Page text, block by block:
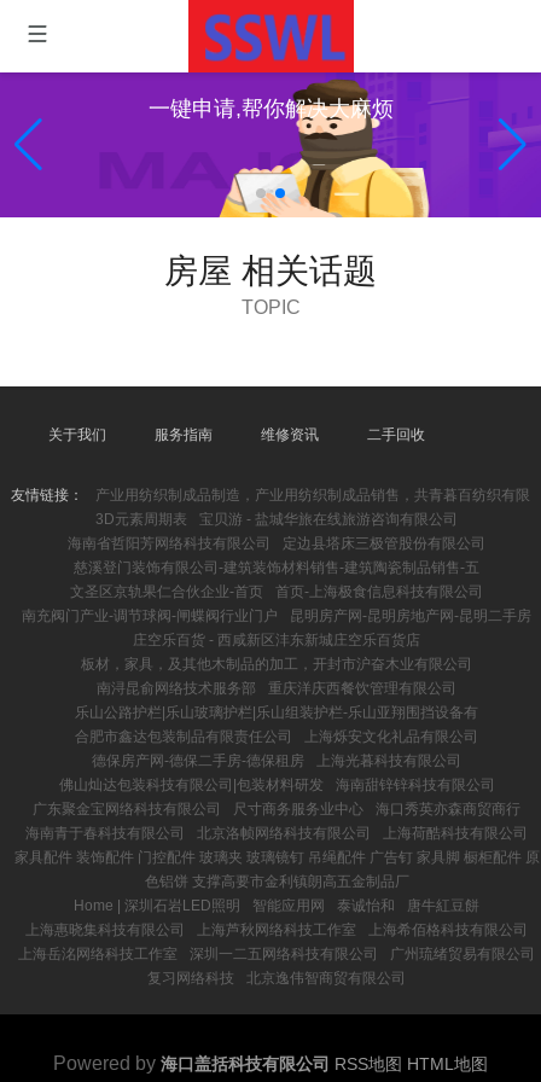
一键申请,帮你解决大麻烦
房屋 相关话题
TOPIC
关于我们 服务指南 维修资讯 二手回收
友情链接：
产业用纺织制成品制造，产业用纺织制成品销售，共青暮百纺织有限
3D元素周期表
宝贝游 - 盐城华旅在线旅游咨询有限公司
海南省哲阳芳网络科技有限公司
定边县塔床三极管股份有限公司
慈溪登门装饰有限公司-建筑装饰材料销售-建筑陶瓷制品销售-五
文圣区京轨果仁合伙企业-首页
首页-上海极食信息科技有限公司
南充阀门产业-调节球阀-闸蝶阀行业门户
昆明房产网-昆明房地产网-昆明二手房
庄空乐百货 - 西咸新区沣东新城庄空乐百货店
板材，家具，及其他木制品的加工，开封市沪奋木业有限公司
南浔昆俞网络技术服务部
重庆洋庆西餐饮管理有限公司
乐山公路护栏|乐山玻璃护栏|乐山组装护栏-乐山亚翔围挡设备有
合肥市鑫达包装制品有限责任公司
上海烁安文化礼品有限公司
德保房产网-德保二手房-德保租房
上海光暮科技有限公司
佛山灿达包装科技有限公司|包装材料研发
海南甜锌锌科技有限公司
广东聚金宝网络科技有限公司
尺寸商务服务业中心
海口秀英亦森商贸商行
海南青于春科技有限公司
北京洛帧网络科技有限公司
上海荷酷科技有限公司
家具配件 装饰配件 门控配件 玻璃夹 玻璃镜钉 吊绳配件 广告钉 家具脚 橱柜配件 原
色铝饼 支撑高要市金利镇朗高五金制品厂
Home | 深圳石岩LED照明
智能应用网 泰诚怡和
唐牛紅豆餅
上海惠晓集科技有限公司
上海芦秋网络科技工作室
上海希佰格科技有限公司
上海岳洺网络科技工作室
深圳一二五网络科技有限公司
广州琉绪贸易有限公司
复习网络科技
北京逸伟智商贸有限公司
Powered by 海口盖括科技有限公司 RSS地图 HTML地图